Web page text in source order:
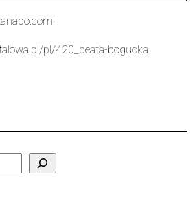
:
pl/420_beata-bogucka